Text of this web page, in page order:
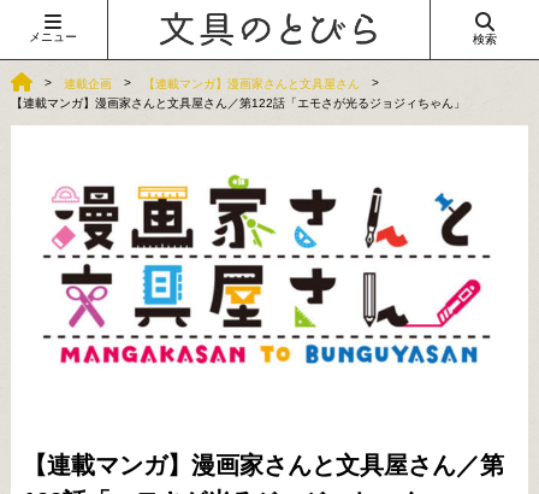
メニュー 検索
連載企画
【連載マンガ】漫画家さんと文具屋さん
【連載マンガ】漫画家さんと文具屋さん／第122話「エモさが光るジョジィちゃん」
【連載マンガ】漫画家さんと文具屋さん／第